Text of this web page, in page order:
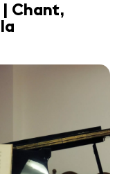
Chant,